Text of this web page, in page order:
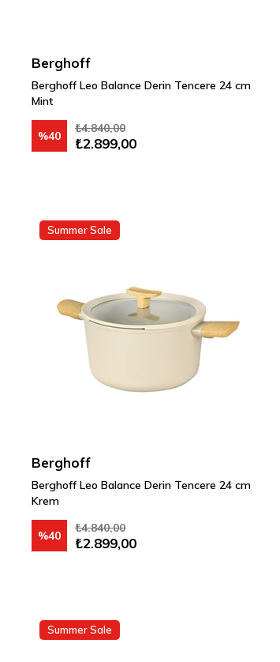
Berghoff
Berghoff Leo Balance Derin Tencere 24 cm
Mint
₺2.899,00
₺4.840,00
%40
Berghoff
Berghoff Leo Balance Derin Tencere 24 cm
Krem
₺2.899,00
₺4.840,00
%40
Summer Sale
Summer Sale